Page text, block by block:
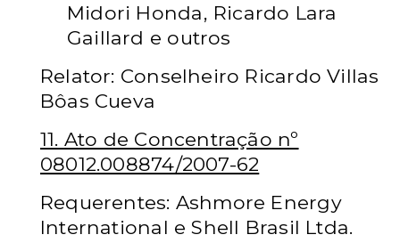
Midori Honda, Ricardo Lara
Gaillard e outros
Relator: Conselheiro Ricardo Villas
Bôas Cueva
11. Ato de Concentração nº
08012.008874/2007-62
Requerentes: Ashmore Energy
International e Shell Brasil Ltda.